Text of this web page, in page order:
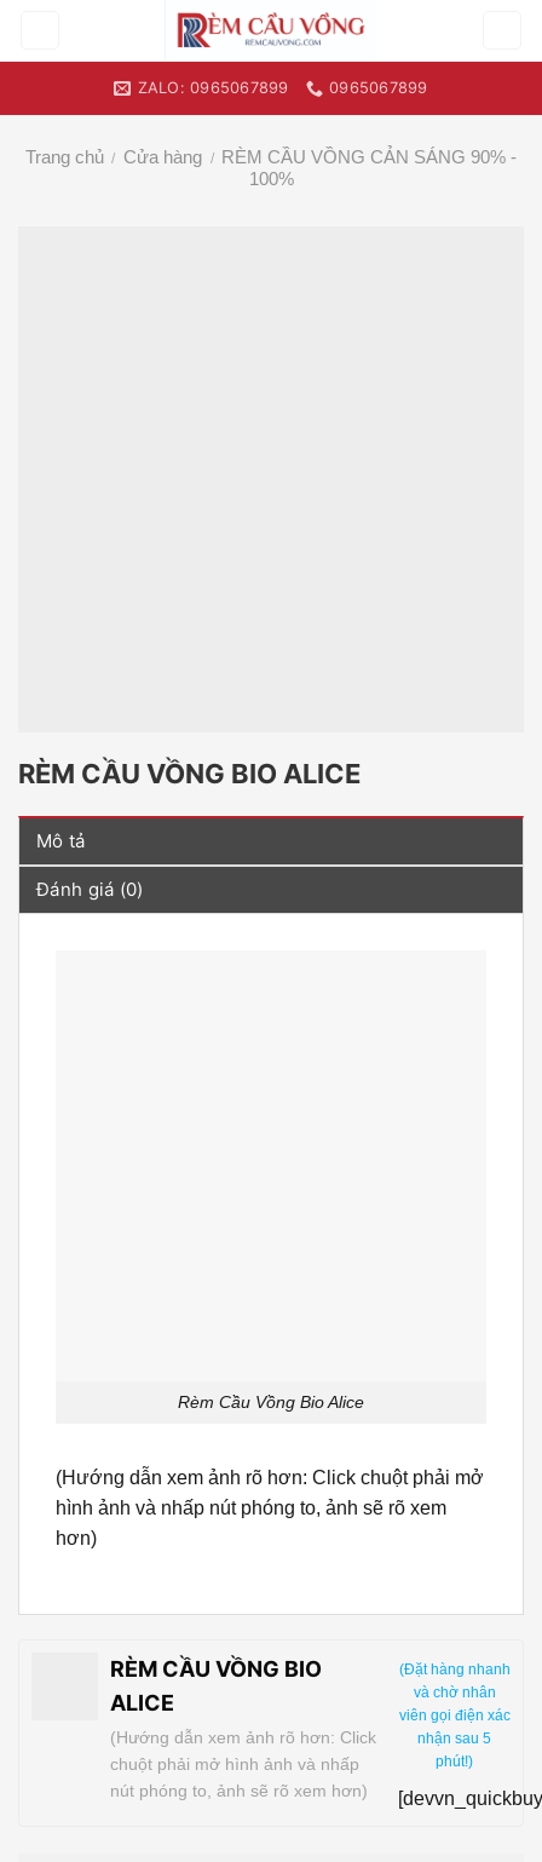
ZALO: 0965067899 0965067899
Trang chủ / Cửa hàng / RÈM CẦU VỒNG CẢN SÁNG 90% -
100%
RÈM CẦU VỒNG BIO ALICE
Mô tả
Đánh giá (0)
Rèm Cầu Vồng Bio Alice
(Hướng dẫn xem ảnh rõ hơn: Click chuột phải mở
hình ảnh và nhấp nút phóng to, ảnh sẽ rõ xem
hơn)
RÈM CẦU VỒNG BIO
ALICE
(Hướng dẫn xem ảnh rõ hơn: Click
chuột phải mở hình ảnh và nhấp
nút phóng to, ảnh sẽ rõ xem hơn)
(Đặt hàng nhanh
và chờ nhân
viên gọi điện xác
nhận sau 5
phút!)